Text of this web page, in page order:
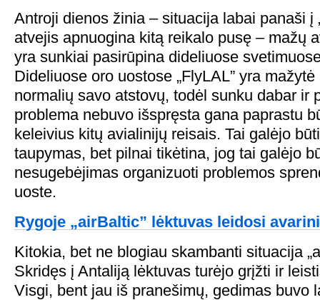
Antroji dienos žinia – situacija labai panaši į
atvejis apnuogina kitą reikalo pusę – mažų
yra sunkiai pasirūpina dideliuose
Dideliuose oro uostose „FlyLAL” yra
normalių savo atstovų, todėl sunku dabar ir
problema nebuvo išspręsta gana paprastu
keleivius kitų avialinijų reisais. Tai galėjo būti
taupymas, bet pilnai tikėtina, jog tai galėjo
nesugebėjimas organizuoti problemos
uoste.
Rygoje „airBaltic” lėktuvas leidosi
Kitokia, bet ne blogiau skambanti situacija
Skridęs į Antaliją lėktuvas turėjo grįžti ir
Visgi, bent jau iš pranešimų, gedimas buvo